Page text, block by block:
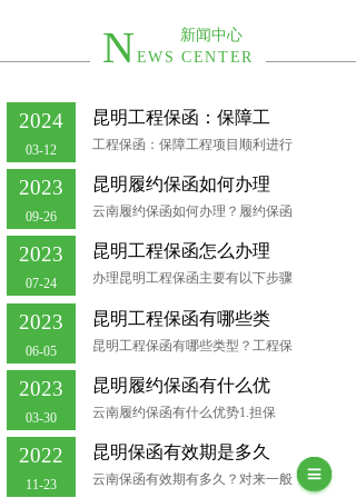
新闻中心
N EWS CENTER
2024
03-12
昆明工程保函：保障工
工程保函：保障工程项目顺利进行
2023
09-26
昆明履约保函如何办理
云南履约保函如何办理？履约保函
2023
07-24
昆明工程保函怎么办理
办理昆明工程保函主要有以下步骤
2023
06-05
昆明工程保函有哪些类
昆明工程保函有哪些类型？工程保
2023
03-30
昆明履约保函有什么优
云南履约保函有什么优势1.担保
2022
11-23
昆明保函有效期是多久
云南保函有效期有多久？对来一般